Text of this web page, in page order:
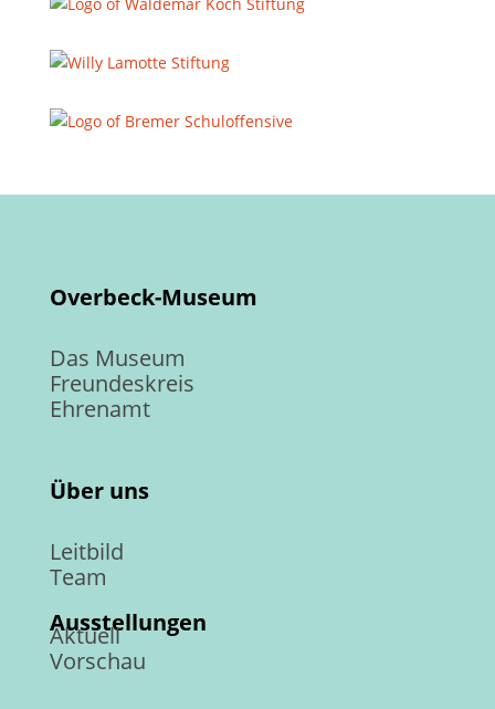
Overbeck-Museum
Das Museum
Freundeskreis
Ehrenamt
Über uns
Leitbild
Team
Ausstellungen
Aktuell
Vorschau